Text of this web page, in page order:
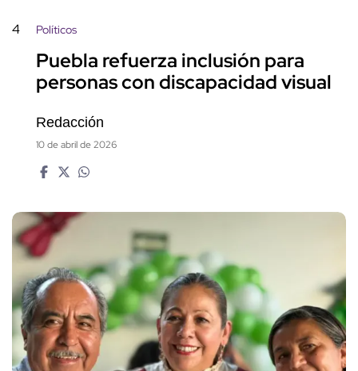
4 Políticos
Puebla refuerza inclusión para
personas con discapacidad visual
Redacción
10 de abril de 2026